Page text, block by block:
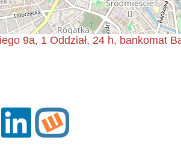
9a, 1 Oddział, 24 h, bankomat